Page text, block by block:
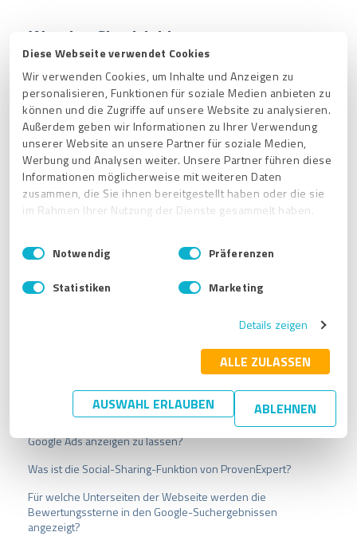
Diese Webseite verwendet Cookies
Wir verwenden Cookies, um Inhalte und Anzeigen zu
personalisieren, Funktionen für soziale Medien anbieten zu
können und die Zugriffe auf unsere Website zu analysieren.
Außerdem geben wir Informationen zu Ihrer Verwendung
unserer Website an unsere Partner für soziale Medien,
Werbung und Analysen weiter. Unsere Partner führen diese
Informationen möglicherweise mit weiteren Daten
zusammen, die Sie ihnen bereitgestellt haben oder die sie
im Rahmen Ihrer Nutzung der Dienste gesammelt haben.
Impressum
Datenschutzbestimmungen
E
i
w
w
Notwendig Präferenzen
Statistiken Marketing
Details zeigen
ALLE ZULASSEN
AUSWAHL ERLAUBEN ABLEHNEN
Wenden Sie sich hierzu
gern anIhre
Ansprechpartnerin:
Beatrice Hammerl
Online Reputation Consultant
E-Mail:bhammerl@provenexpert.com
Was ist die Enterprise Suite von ProvenExpert?
Gibt es auch die Möglichkeit, die Bewertungssterne in den
Google Ads anzeigen zu lassen?
Was ist die Social-Sharing-Funktion von ProvenExpert?
Für welche Unterseiten der Webseite werden die
Bewertungssterne in den Google-Suchergebnissen
angezeigt?